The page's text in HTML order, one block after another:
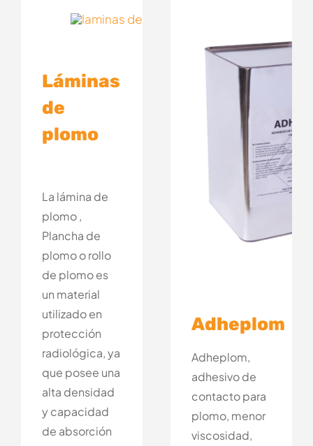
Láminas
de
plomo
La lámina de
plomo ,
Plancha de
plomo o rollo
de plomo es
un material
utilizado en
protección
radiológica, ya
que posee una
alta densidad
y capacidad
de absorción
Adheplom
Adheplom,
adhesivo de
contacto para
plomo, menor
viscosidad,